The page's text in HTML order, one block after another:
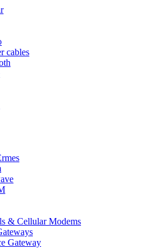
cables
& Cellular Modems
Gateway